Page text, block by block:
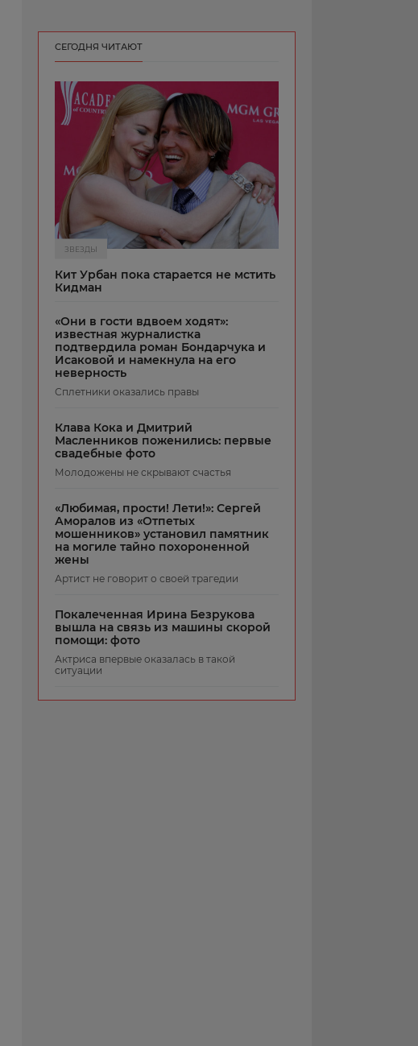
СЕГОДНЯ ЧИТАЮТ
ЗВЕЗДЫ
Кит Урбан пока старается не мстить
Кидман
«Они в гости вдвоем ходят»:
известная журналистка
подтвердила роман Бондарчука и
Исаковой и намекнула на его
неверность
Сплетники оказались правы
Клава Кока и Дмитрий
Масленников поженились: первые
свадебные фото
Молодожены не скрывают счастья
«Любимая, прости! Лети!»: Сергей
Аморалов из «Отпетых
мошенников» установил памятник
на могиле тайно похороненной
жены
Артист не говорит о своей трагедии
Покалеченная Ирина Безрукова
вышла на связь из машины скорой
помощи: фото
Актриса впервые оказалась в такой
ситуации